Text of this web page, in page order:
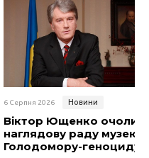
6 Серпня 2026 Новини
Віктор Ющенко очолив
наглядову раду музею
Голодомору-геноциду